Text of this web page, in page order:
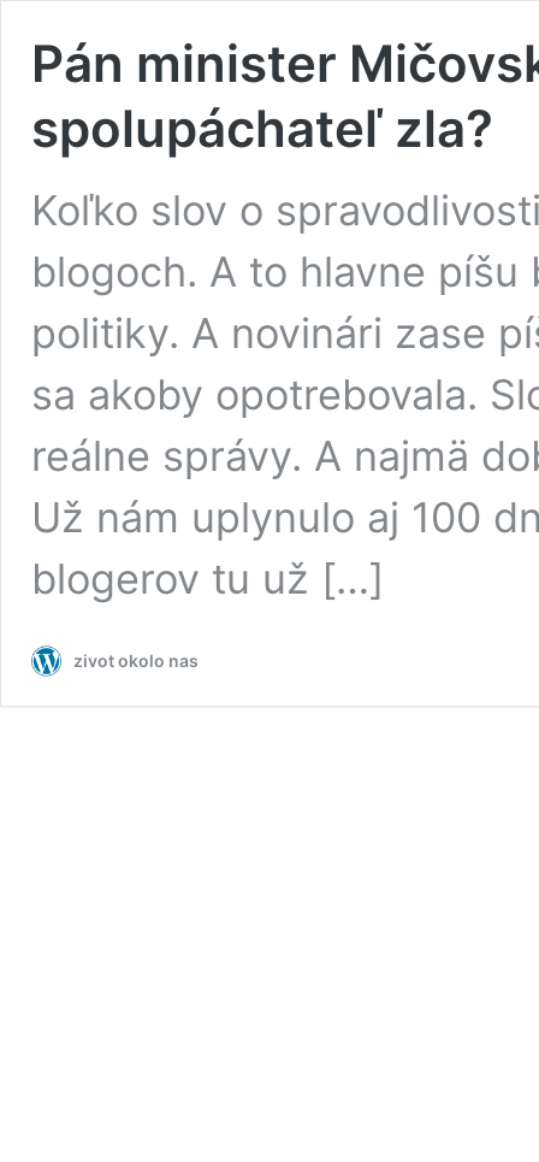
Pán minister
spolupáchateľ zla?
Koľko slov o
blogoch. A to hlavne
politiky. A novinári zase
sa akoby opotrebovala.
reálne správy. A najmä
Už nám uplynulo aj 100
blogerov tu už […]
zivot okolo nas